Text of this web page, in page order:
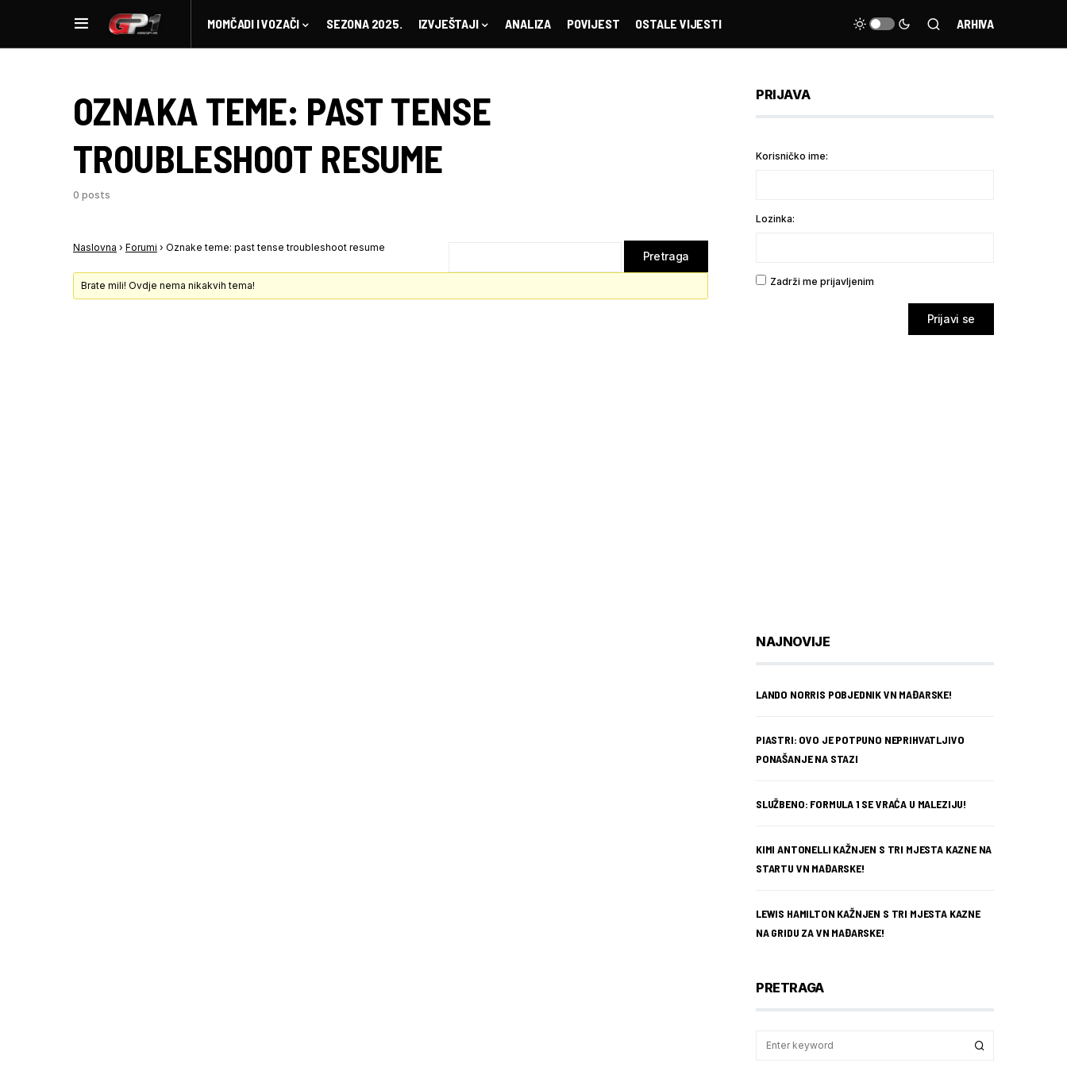
MOMČADI I VOZAČI SEZONA 2025. IZVJEŠTAJI ANALIZA POVIJEST OSTALE VIJESTI ARHIVA
OZNAKA TEME: PAST TENSE
TROUBLESHOOT RESUME
0 posts
Naslovna › Forumi › Oznake teme: past tense troubleshoot resume
Brate mili! Ovdje nema nikakvih tema!
PRIJAVA
Korisničko ime:
Lozinka:
Zadrži me prijavljenim
Prijavi se
NAJNOVIJE
LANDO NORRIS POBJEDNIK VN MAĐARSKE!
PIASTRI: OVO JE POTPUNO NEPRIHVATLJIVO
PONAŠANJE NA STAZI
SLUŽBENO: FORMULA 1 SE VRAĆA U MALEZIJU!
KIMI ANTONELLI KAŽNJEN S TRI MJESTA KAZNE NA
STARTU VN MAĐARSKE!
LEWIS HAMILTON KAŽNJEN S TRI MJESTA KAZNE
NA GRIDU ZA VN MAĐARSKE!
PRETRAGA